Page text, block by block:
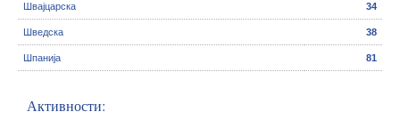
Швајцарска 34
Шведска 38
Шпанија 81
Активности: